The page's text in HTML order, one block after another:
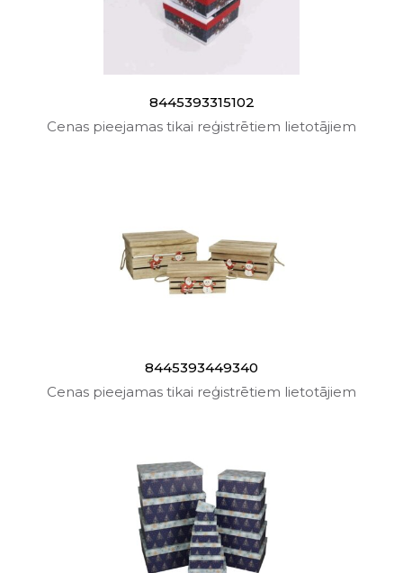
8445393315102
Cenas pieejamas tikai reģistrētiem lietotājiem
8445393449340
Cenas pieejamas tikai reģistrētiem lietotājiem